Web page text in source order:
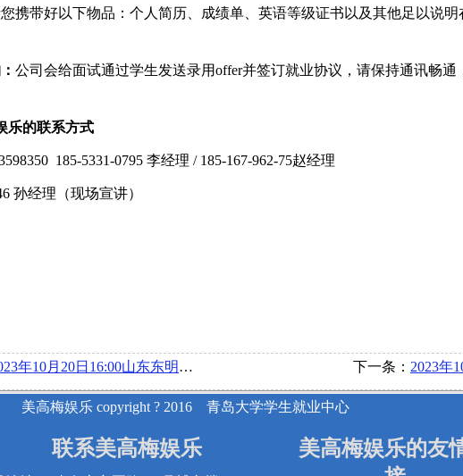
携带好以下物品：个人简历、成绩单、英语等级证书以及其他足以说明
公司会给面试通过学生发送录用offer并签订就业协议，请保持通讯畅通
乐的联系方式
185-5331-0795 李经理 / 185-167-962-75赵经理
孙经理（现场宣讲）
年10月20日16:00山东东明石化集团有限公司在博文楼218举办宣讲会 下一条： 2023年10月16日
美高梅娱乐 copyright ? 2016 青岛大学学生就业中心
联系美高梅娱乐
美高梅娱乐的友